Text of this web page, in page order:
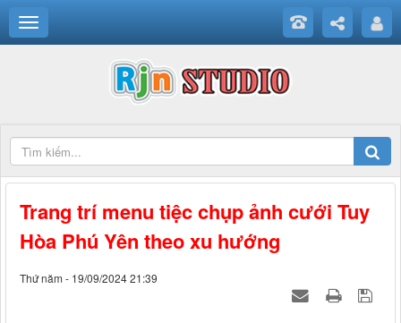
Trang trí menu tiệc chụp ảnh cưới Tuy
Hòa Phú Yên theo xu hướng
Thứ năm - 19/09/2024 21:39